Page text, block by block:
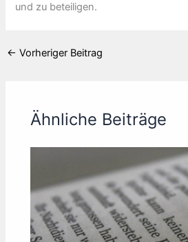
und zu beteiligen.
← Vorheriger Beitrag
Ähnliche Beiträge